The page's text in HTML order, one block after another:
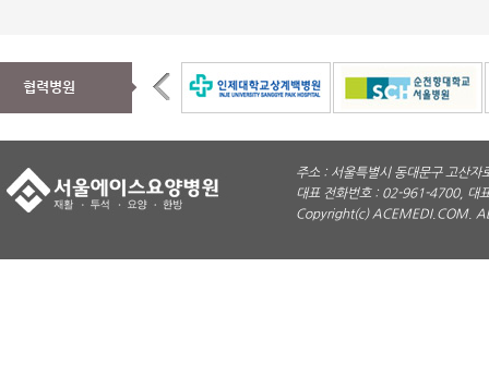
협력병원
주소 : 서울특별시 동대문구 고산
대표 전화번호 : 02-961-4700, 대
Copyright(c) ACEMEDI.COM.